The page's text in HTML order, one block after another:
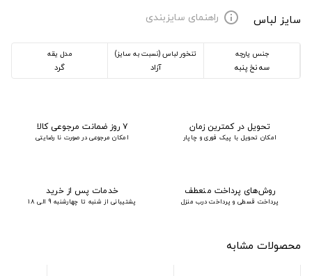
سایز لباس
info راهنمای سایزبندی
جنس پارچه
سه نخ پنبه
تنخور لباس (نسبت به سایز)
آزاد
مدل یقه
گرد
تحویل در کمترین زمان
امکان تحویل با پیک فوری و چاپار
۷ روز ضمانت مرجوعی کالا
امکان مرجوعی در صورت نا رضایتی
روش‌های پرداخت منعطف
پرداخت قسطی و پرداخت درب منزل
خدمات پس از خرید
پشتیبانی از شنبه تا چهارشنبه 9 الی 18
محصولات مشابه